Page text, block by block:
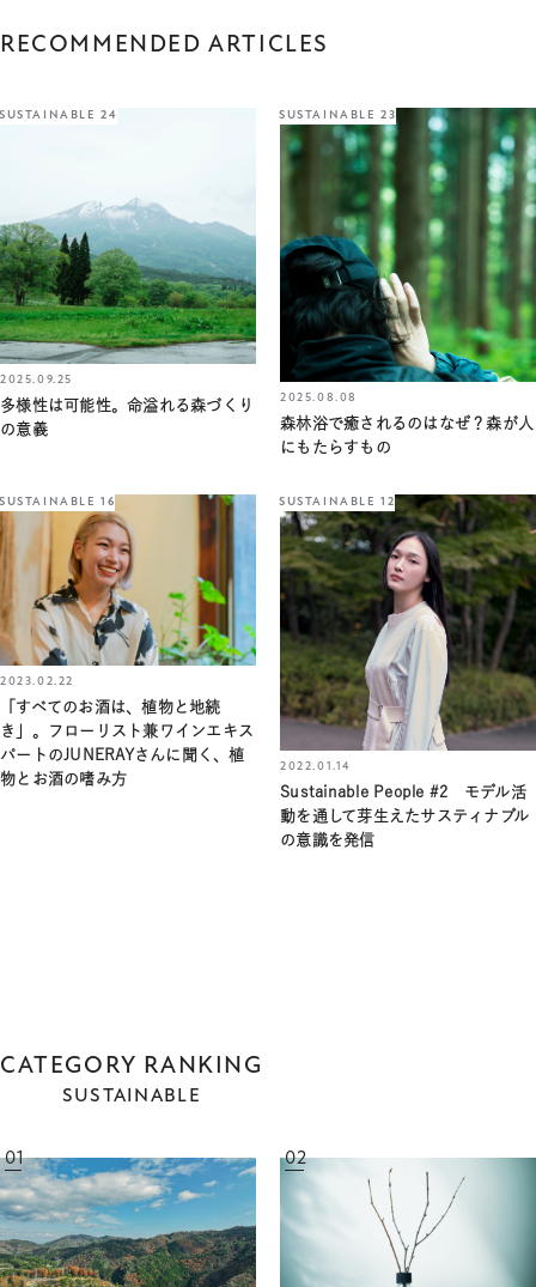
RECOMMENDED ARTICLES
SUSTAINABLE 24
2025.09.25
多様性は可能性。命溢れる森づくり
の意義
SUSTAINABLE 23
2025.08.08
森林浴で癒されるのはなぜ？森が人
にもたらすもの
SUSTAINABLE 16
2023.02.22
「すべてのお酒は、植物と地続
き」。フローリスト兼ワインエキス
パートのJUNERAYさんに聞く、植
物とお酒の嗜み方
SUSTAINABLE 12
2022.01.14
Sustainable People #2 モデル活
動を通して芽生えたサスティナブル
の意識を発信
CATEGORY RANKING
SUSTAINABLE
01 02